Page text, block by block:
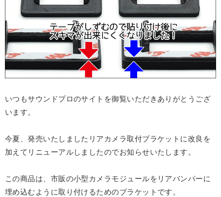
いつもサウンドプロのサイトを御覧いただきありがとうござ
います。
今夏、発売いたしましたリアカメラ取付ブラケットに改良を
加えてリニューアルしましたのでお知らせいたします。
この商品は、市販の小型カメラモジュールをリアバンパーに
埋め込むように取り付けるためのブラケットです。